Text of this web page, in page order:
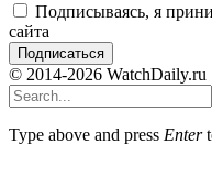
Подписываясь, я
сайта
© 2014-2026 WatchDaily.ru
Type above and press Enter